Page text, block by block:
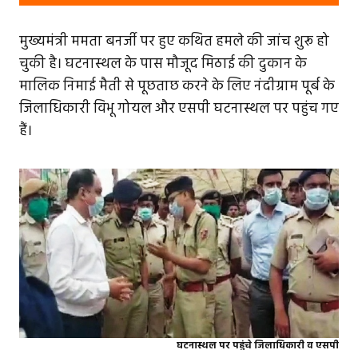
मुख्यमंत्री ममता बनर्जी पर हुए कथित हमले की जांच शुरू हो
चुकी है। घटनास्थल के पास मौजूद मिठाई की दुकान के
मालिक निमाई मैती से पूछताछ करने के लिए नंदीग्राम पूर्ब के
जिलाधिकारी विभू गोयल और एसपी घटनास्थल पर पहुंच गए
हैं।
घटनास्थल पर पहुंचे जिलाधिकारी व एसपी